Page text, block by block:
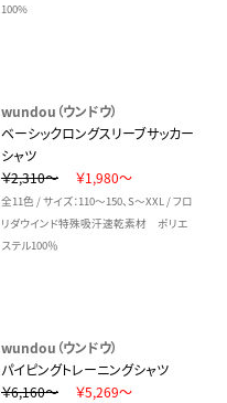
100%
wundou（ウンドウ）
ベーシックロングスリーブサッカー
シャツ
￥2,310～
￥1,980～
全11色 / サイズ：110～150、S～XXL / フロ
リダウインド特殊吸汗速乾素材 ポリエ
ステル100％
wundou（ウンドウ）
パイピングトレーニングシャツ
￥6,160～
￥5,269～